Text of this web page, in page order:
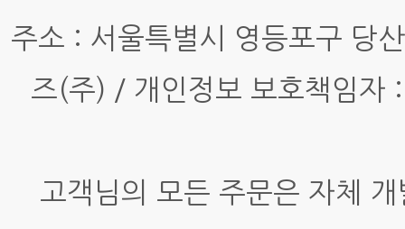
주소 : 서울특별시 영등포구 당
즈(주) / 개인정보 보호책임
고객님의 모든 주문은 자체